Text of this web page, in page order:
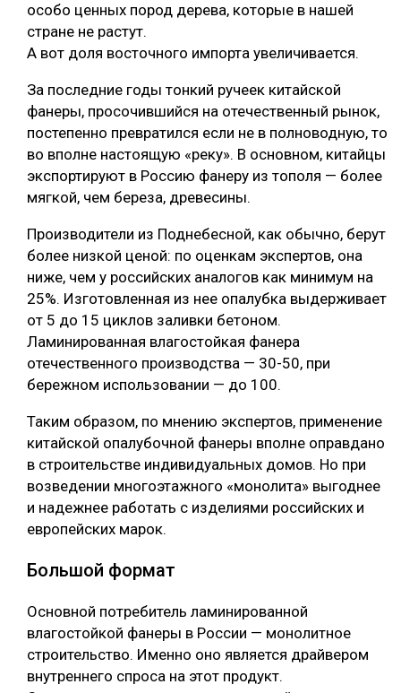
особо ценных пород дерева, которые в нашей
стране не растут.
А вот доля восточного импорта увеличивается.
За последние годы тонкий ручеек китайской
фанеры, просочившийся на отечественный рынок,
постепенно превратился если не в полноводную, то
во вполне настоящую «реку». В основном, китайцы
экспортируют в Россию фанеру из тополя — более
мягкой, чем береза, древесины.
Производители из Поднебесной, как обычно, берут
более низкой ценой: по оценкам экспертов, она
ниже, чем у российских аналогов как минимум на
25%. Изготовленная из нее опалубка выдерживает
от 5 до 15 циклов заливки бетоном.
Ламинированная влагостойкая фанера
отечественного производства — 30-50, при
бережном использовании — до 100.
Таким образом, по мнению экспертов, применение
китайской опалубочной фанеры вполне оправдано
в строительстве индивидуальных домов. Но при
возведении многоэтажного «монолита» выгоднее
и надежнее работать с изделиями российских и
европейских марок.
Большой формат
Основной потребитель ламинированной
влагостойкой фанеры в России — монолитное
строительство. Именно оно является драйвером
внутреннего спроса на этот продукт.